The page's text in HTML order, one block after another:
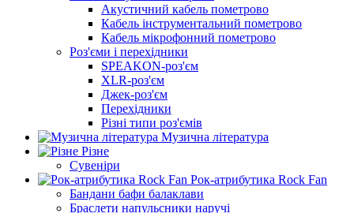
Акустичний кабель пометрово
Кабель інструментальний пометрово
Кабель мікрофонний пометрово
Роз'єми і перехідники
SPEAKON-роз'єм
XLR-роз'єм
Джек-роз'єм
Перехідники
Різні типи роз'ємів
Музична література
Різне
Сувеніри
Рок-атрибутика Rock Fan
Бандани бафи балаклави
Браслети напульсники наручі